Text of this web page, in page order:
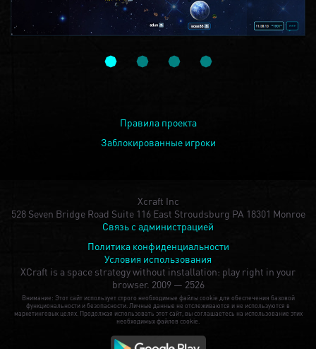
Правила проекта
Заблокированные игроки
Xcraft Inc
528 Seven Bridge Road Suite 116 East Stroudsburg PA 18301 Monroe
Связь с администрацией
Политика конфиденциальности
Условия использования
XCraft is a space strategy without installation: play right in your
browser. 2009 — 2526
Внимание: Этот сайт использует строго необходимые файлы cookie для обеспечения базовой
функциональности и безопасности. Личные данные не отслеживаются и не используются в
маркетинговых целях. Продолжая использовать этот сайт, вы соглашаетесь на использование этих
необходимых файлов cookie.